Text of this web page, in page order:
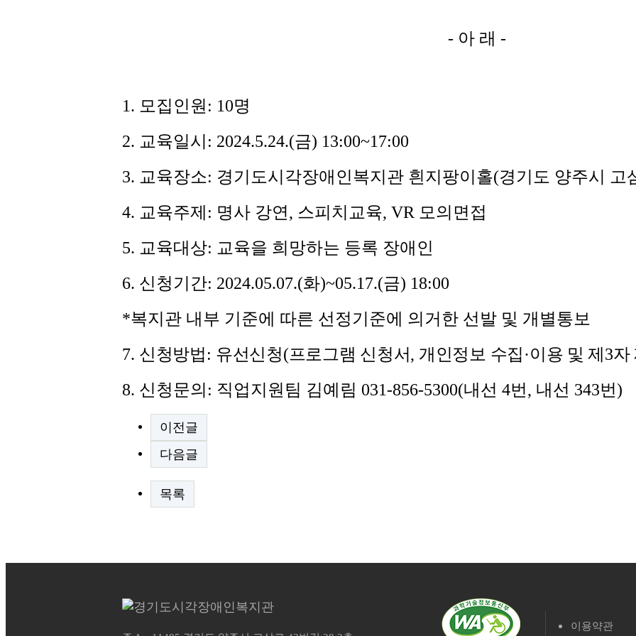
- 아 래 -
1. 모집인원: 10명
2. 교육일시 : 2024.5.24.(금) 13:00~17:00
3. 교육장소: 경기도시각장애인복지관 흰지팡이홀(경기도 양주시 고
4. 교육주제 : 명사 강연, 스피치교육, VR 모의면접
5. 교육대상: 교육을 희망하는 등록 장애인
6. 신청기간: 2024.05.07.(화)~05.17.(금) 18:00
*복지관 내부 기준에 따른 선정기준에 의거한 선발 및 개별통보
7. 신청방법: 유선신청(프로그램 신청서, 개인정보 수집·이용 및 제 3자
8. 신청문의 : 직업지원팀 김예림 031-856-5300(내선 4번, 내선 343번)
이전글
다음글
목록
이용약관